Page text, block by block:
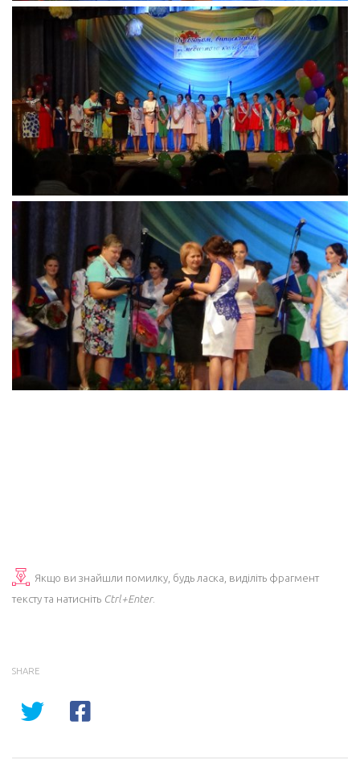
Якщо ви знайшли помилку, будь ласка, виділіть фрагмент
тексту та натисніть Ctrl+Enter.
SHARE